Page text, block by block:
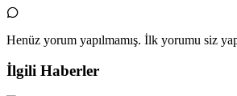
Henüz yorum yapılmamış. İlk yorumu siz
İlgili Haberler